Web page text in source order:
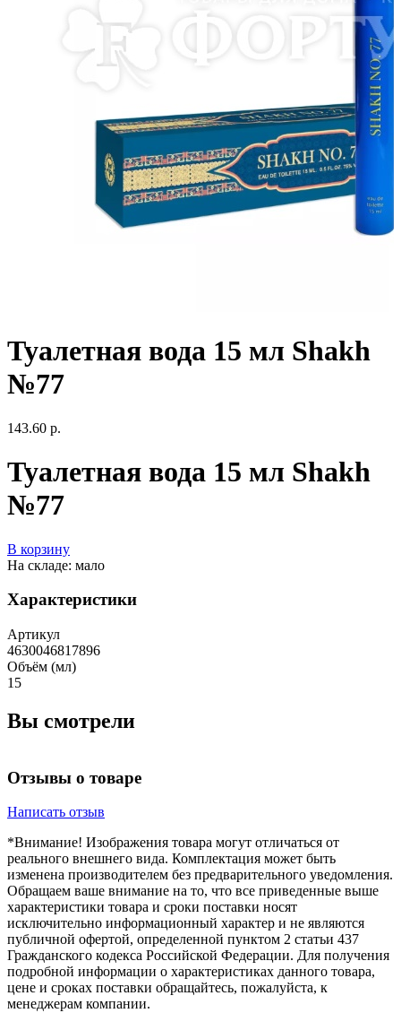
Туалетная вода 15 мл Shakh
№77
143.60 р.
Туалетная вода 15 мл Shakh
№77
В корзину
На складе: мало
Характеристики
Артикул
4630046817896
Объём (мл)
15
Вы смотрели
Отзывы о товаре
Написать отзыв
*Внимание! Изображения товара могут отличаться от
реального внешнего вида. Комплектация может быть
изменена производителем без предварительного уведомления.
Обращаем ваше внимание на то, что все приведенные выше
характеристики товара и сроки поставки носят
исключительно информационный характер и не являются
публичной офертой, определенной пунктом 2 статьи 437
Гражданского кодекса Российской Федерации. Для получения
подробной информации о характеристиках данного товара,
цене и сроках поставки обращайтесь, пожалуйста, к
менеджерам компании.